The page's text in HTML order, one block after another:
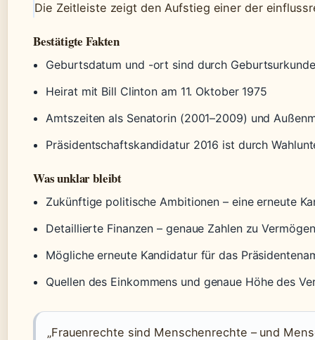
Die Zeitleiste zeigt den Aufstieg einer der
Bestätigte Fakten
Geburtsdatum und -ort sind durch
Heirat mit Bill Clinton am 11. Oktober 1975
Amtszeiten als Senatorin (2001–2009) und
Präsidentschaftskandidatur 2016 ist durch
Was unklar bleibt
Zukünftige politische Ambitionen – eine erneute
Detaillierte Finanzen – genaue Zahlen zu
Mögliche erneute Kandidatur für das
Quellen des Einkommens und genaue Höhe des
„Frauenrechte sind Menschenrechte – und